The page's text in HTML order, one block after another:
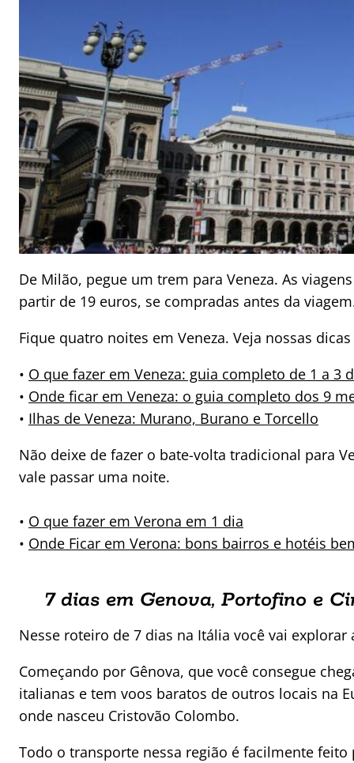
De Milão, pegue um trem para Veneza. As
partir de 19 euros, se compradas antes da
Fique quatro noites em Veneza. Veja nossas
• O que fazer em Veneza: guia completo de 1 a 3
• Onde ficar em Veneza: o guia completo dos 9
• Ilhas de Veneza: Murano, Burano e Torcello
Não deixe de fazer o bate-volta tradicional para
vale passar uma noite.
• O que fazer em Verona em 1 dia
• Onde Ficar em Verona: bons bairros e hotéis
7 dias em Genova, Portofino e
Nesse roteiro de 7 dias na Itália você vai
Começando por Gênova, que você consegue
italianas e tem voos baratos de outros locais na
onde nasceu Cristovão Colombo.
Todo o transporte nessa região é facilmente